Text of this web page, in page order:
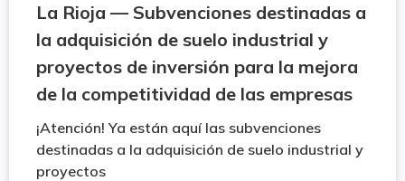
La Rioja — Subvenciones destinadas a
la adquisición de suelo industrial y
proyectos de inversión para la mejora
de la competitividad de las empresas
¡Atención! Ya están aquí las subvenciones
destinadas a la adquisición de suelo industrial y
proyectos